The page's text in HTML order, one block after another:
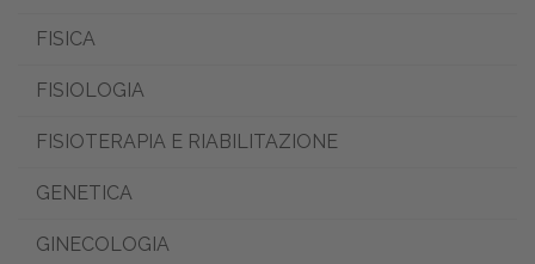
FISICA
FISIOLOGIA
FISIOTERAPIA E RIABILITAZIONE
GENETICA
GINECOLOGIA